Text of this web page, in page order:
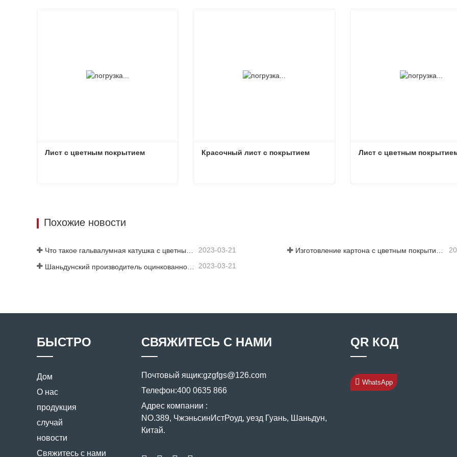
Лист с цветным покрытием Красочный лист с покрытием Лист с цветным
Похожие новости
Что такое гальвалумная катушка с цветным покрытием? 2023-03-21 Изготовление картона с цветным покрытием: картон с цветным покрытием «Снежинка» для украшения правильно скатывается с производственной линии
2023-03-21
БЫСТРО
Дом
О нас
продукция
случай
новости
Свяжитесь с нами
СВЯЖИТЕСЬ С НАМИ
Почтовый ящик:gzgfgs@126.com
Телефон:400 0635 866
Адрес компании :
NO.389, ЧжэньсинИстРоуд, уезд Гуань, Шаньдун,
Китай.
QR КОД
WhatsApp